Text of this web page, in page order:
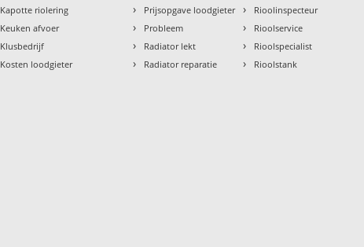
Kapotte riolering
Keuken afvoer
Klusbedrijf
Kosten loodgieter
› Prijsopgave loodgieter
› Probleem
› Radiator lekt
› Radiator reparatie
› Rioolinspecteur
› Rioolservice
› Rioolspecialist
› Rioolstank